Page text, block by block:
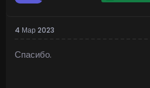
4 Мар 2023
Спасибо.